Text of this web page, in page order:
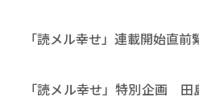
「読メル幸せ」連載開始直前
「読メル幸せ」特別企画 田